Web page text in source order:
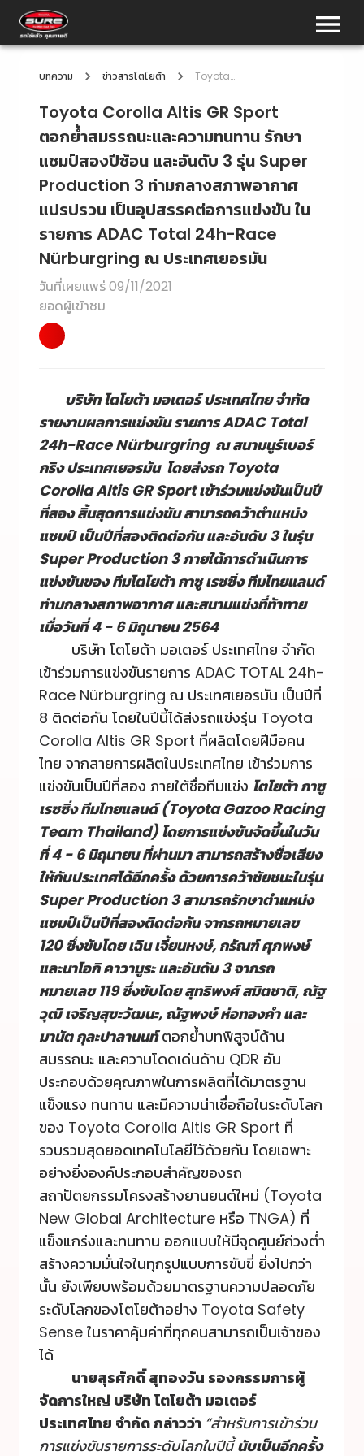
บทความ ข่าวสารโตโยต้า Toyota Corolla Altis GR Sport ตอกย้ำสมรรถนะและความทนทาน รักษาแชมป์สองปีซ้อน และอันดับ 3 รุ่น Super Production 3 ท่ามกลางสภาพอากาศแปรปรวน เป็นอุปสรรคต่อการแข่งขัน ในรายการ ADAC Total 24h-Race Nürburgring ณ ประเทศเยอรมัน
Toyota Corolla Altis GR Sport
ตอกย้ำสมรรถนะและความทนทาน รักษา
แชมป์สองปีซ้อน และอันดับ 3 รุ่น Super
Production 3 ท่ามกลางสภาพอากาศ
แปรปรวน เป็นอุปสรรคต่อการแข่งขัน ใน
รายการ ADAC Total 24h-Race
Nürburgring ณ ประเทศเยอรมัน
วันที่เผยแพร่09/11/2021
ยอดผู้เข้าชม
บริษัท โตโยต้า มอเตอร์ ประเทศไทย จำกัด
รายงานผลการแข่งขัน รายการ ADAC Total
24h-Race Nürburgring ณ สนามนูร์เบอร์
กริง ประเทศเยอรมัน โดยส่งรถ Toyota
Corolla Altis GR Sport เข้าร่วมแข่งขันเป็นปี
ที่สอง สิ้นสุดการแข่งขัน สามารถคว้าตำแหน่ง
แชมป์ เป็นปีที่สองติดต่อกัน และอันดับ 3 ในรุ่น
Super Production 3 ภายใต้การดำเนินการ
แข่งขันของ ทีมโตโยต้า กาซู เรซซิ่ง ทีมไทยแลนด์
ท่ามกลางสภาพอากาศ และสนามแข่งที่ท้าทาย
เมื่อวันที่ 4 - 6 มิถุนายน 2564
บริษัท โตโยต้า มอเตอร์ ประเทศไทย จำกัด
เข้าร่วมการแข่งขันรายการ ADAC TOTAL 24h-
Race Nürburgring ณ ประเทศเยอรมัน เป็นปีที่
8 ติดต่อกัน โดยในปีนี้ได้ส่งรถแข่งรุ่น Toyota
Corolla Altis GR Sport ที่ผลิตโดยฝีมือคน
ไทย จากสายการผลิตในประเทศไทย เข้าร่วมการ
แข่งขันเป็นปีที่สอง ภายใต้ชื่อทีมแข่ง โตโยต้า กาซู
เรซซิ่ง ทีมไทยแลนด์ (Toyota Gazoo Racing
Team Thailand) โดยการแข่งขันจัดขึ้นในวัน
ที่ 4 - 6 มิถุนายน ที่ผ่านมา สามารถสร้างชื่อเสียง
ให้กับประเทศได้อีกครั้ง ด้วยการคว้าชัยชนะในรุ่น
Super Production 3 สามารถรักษาตำแหน่ง
แชมป์เป็นปีที่สองติดต่อกัน จากรถหมายเลข
120 ซึ่งขับโดย เฉิน เจี้ยนหงษ์, กรัณฑ์ ศุภพงษ์
และนาโอกิ คาวามูระ และอันดับ 3 จากรถ
หมายเลข 119 ซึ่งขับโดย สุทธิพงศ์ สมิตชาติ, ณัฐ
วุฒิ เจริญสุขะวัฒนะ, ณัฐพงษ์ ห่อทองคำ และ
มานัต กุละปาลานนท์ตอกย้ำบทพิสูจน์ด้าน
สมรรถนะ และความโดดเด่นด้าน QDR อัน
ประกอบด้วยคุณภาพในการผลิตที่ได้มาตรฐาน
แข็งแรง ทนทาน และมีความน่าเชื่อถือในระดับโลก
ของ Toyota Corolla Altis GR Sport ที่
รวบรวมสุดยอดเทคโนโลยีไว้ด้วยกัน โดยเฉพาะ
อย่างยิ่งองค์ประกอบสำคัญของรถ
สถาปัตยกรรมโครงสร้างยานยนต์ใหม่ (Toyota
New Global Architecture หรือ TNGA) ที่
แข็งแกร่งและทนทาน ออกแบบให้มีจุดศูนย์ถ่วงต่ำ
สร้างความมั่นใจในทุกรูปแบบการขับขี่ ยิ่งไปกว่า
นั้น ยังเพียบพร้อมด้วยมาตรฐานความปลอดภัย
ระดับโลกของโตโยต้าอย่าง Toyota Safety
Sense ในราคาคุ้มค่าที่ทุกคนสามารถเป็นเจ้าของ
ได้
นายสุรศักดิ์ สุทองวัน รองกรรมการผู้
จัดการใหญ่ บริษัท โตโยต้า มอเตอร์
ประเทศไทย จำกัด กล่าวว่า “สำหรับการเข้าร่วม
การแข่งขันรายการระดับโลกในปีนี้นับเป็นอีกครั้ง